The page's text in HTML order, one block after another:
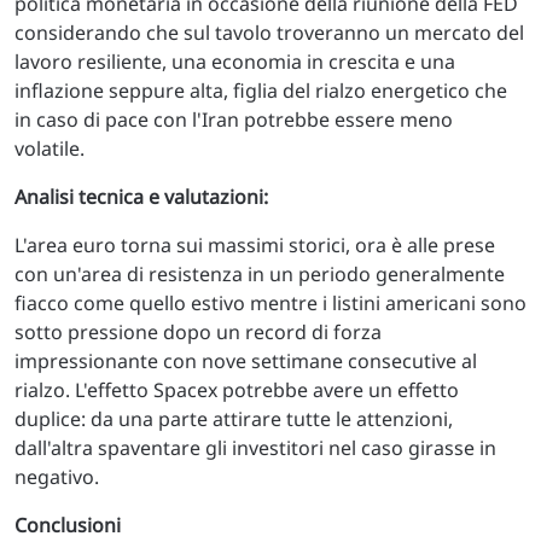
considerando che sul tavolo troveranno un mercato del
lavoro resiliente, una economia in crescita e una
inflazione seppure alta, figlia del rialzo energetico che
in caso di pace con l'Iran potrebbe essere meno
volatile.
Analisi tecnica e valutazioni:
L'area euro torna sui massimi storici, ora è alle prese
con un'area di resistenza in un periodo generalmente
fiacco come quello estivo mentre i listini americani sono
sotto pressione dopo un record di forza
impressionante con nove settimane consecutive al
rialzo. L'effetto Spacex potrebbe avere un effetto
duplice: da una parte attirare tutte le attenzioni,
dall'altra spaventare gli investitori nel caso girasse in
negativo.
Conclusioni